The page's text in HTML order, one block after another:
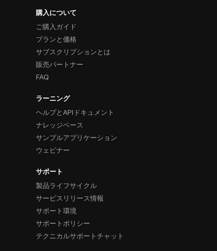
購入について
ご購入ガイド
プランと価格
サブスクリプションとは
販売パートナー
FAQ
ラーニング
ヘルプとAPIドキュメント
ナレッジベース
サンプルアプリケーション
ウェビナー
サポート
製品ライフサイクル
サービスリリース情報
サポート環境
サポートポリシー
テクニカルサポートチャット